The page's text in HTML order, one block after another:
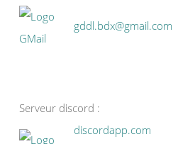
gddl.bdx@gmail.com
Serveur discord :
discordapp.com